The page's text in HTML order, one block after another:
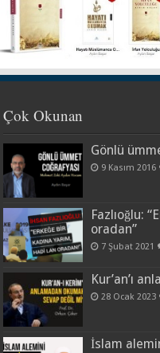
Çok Okunan
Gönlü
9 Kasım 2016
Fazlıoğlu:
oradan”
7 Şubat 2021
Kur’an’ı
28 Ocak 2023
İslam